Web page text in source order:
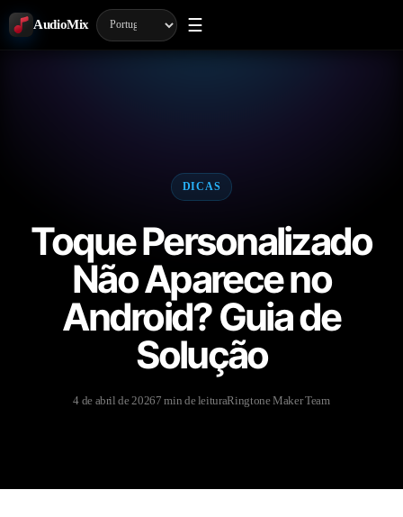
AudioMix ☰
DICAS
Toque Personalizado
Não Aparece no
Android? Guia de
Solução
4 de abril de 20267 min de leituraRingtone Maker Team